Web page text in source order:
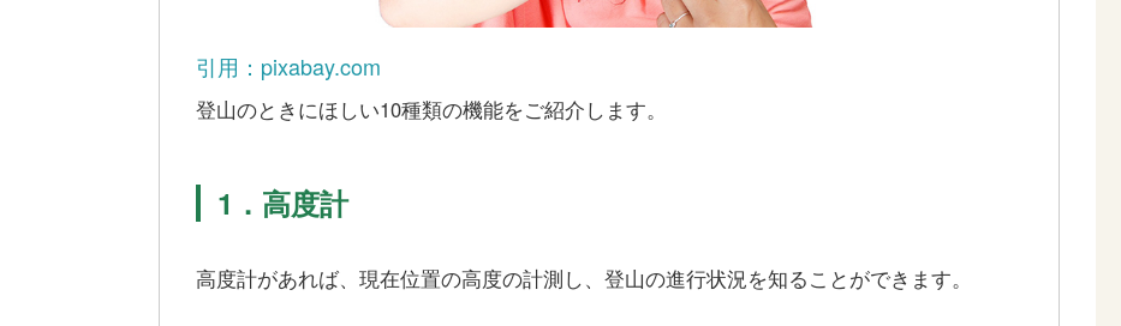
引用：pixabay.com
登山のときにほしい10種類の機能をご紹介します。
1．高度計
高度計があれば、現在位置の高度の計測し、登山の進行状況を知ることができます。